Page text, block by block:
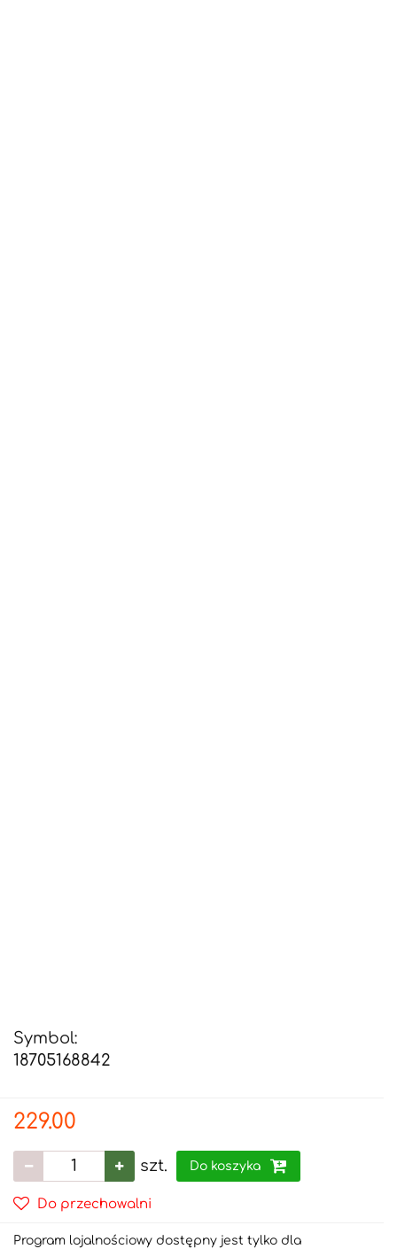
Symbol:
18705168842
229.00
szt. Do koszyka
Do przechowalni
Program lojalnościowy dostępny jest tylko dla